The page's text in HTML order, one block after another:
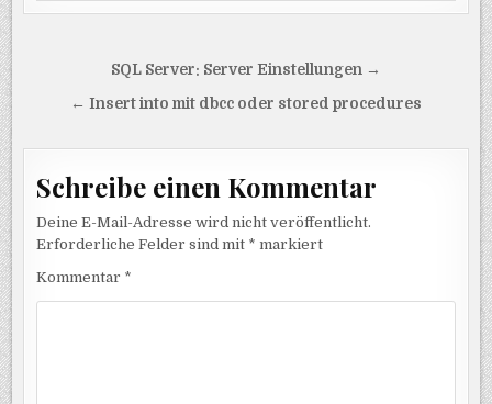
Beitragsnavigation
SQL Server: Server Einstellungen →
← Insert into mit dbcc oder stored procedures
Schreibe einen Kommentar
Deine E-Mail-Adresse wird nicht veröffentlicht.
Erforderliche Felder sind mit * markiert
Kommentar *